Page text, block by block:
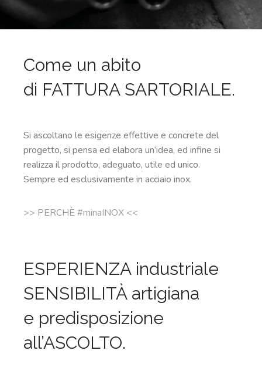
Come un abito
di FATTURA SARTORIALE.
Si ascoltano le esigenze effettive e concrete del
progetto, si pensa ed elabora un’idea, ed infine si
realizza il prodotto, adeguato, utile ed unico.
Sempre ed esclusivamente in acciaio inox.
>> PERCHÈ #minaINOX <<
ESPERIENZA industriale
SENSIBILITÀ artigiana
e predisposizione
all’ASCOLTO.